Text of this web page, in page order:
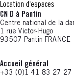
Location d'espaces
CN D à Pantin
Centre national de la
1 rue Victor-Hugo
93507 Pantin FRANCE
Accueil général
+33 (0)1 41 83 27 27